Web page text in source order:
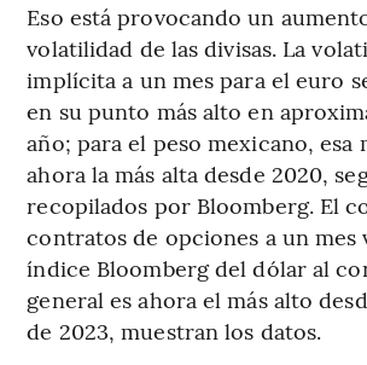
Eso está provocando un
volatilidad de las divisas. La
implícita a un mes para el euro
en su punto más alto en
año; para el peso mexicano, esa
ahora la más alta desde 2020,
recopilados por Bloomberg. El
contratos de opciones a un mes
índice Bloomberg del dólar al
general es ahora el más alto
de 2023, muestran los datos.